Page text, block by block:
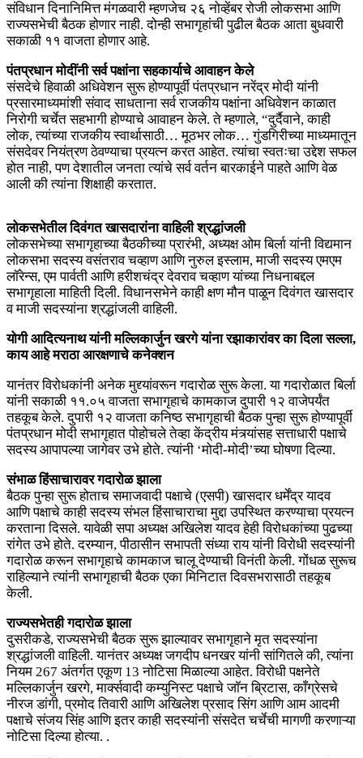
संविधान दिनानिमित्त मंगळवारी म्हणजेच २६ नोव्हेंबर रोजी लोकसभा आणि
राज्यसभेची बैठक होणार नाही. दोन्ही सभागृहांची पुढील बैठक आता बुधवारी
सकाळी ११ वाजता होणार आहे.
पंतप्रधान मोदींनी सर्व पक्षांना सहकार्याचे आवाहन केले
संसदेचे हिवाळी अधिवेशन सुरू होण्यापूर्वी पंतप्रधान नरेंद्र मोदी यांनी
प्रसारमाध्यमांशी संवाद साधताना सर्व राजकीय पक्षांना अधिवेशन काळात
निरोगी चर्चेत सहभागी होण्याचे आवाहन केले. ते म्हणाले, “दुर्दैवाने, काही
लोक, त्यांच्या राजकीय स्वार्थासाठी… मूठभर लोक… गुंडगिरीच्या माध्यमातून
संसदेवर नियंत्रण ठेवण्याचा प्रयत्न करत आहेत. त्यांचा स्वतःचा उद्देश सफल
होत नाही, पण देशातील जनता त्यांचे सर्व वर्तन बारकाईने पाहते आणि वेळ
आली की त्यांना शिक्षाही करतात.
लोकसभेतील दिवंगत खासदारांना वाहिली श्रद्धांजली
लोकसभेच्या सभागृहाच्या बैठकीच्या प्रारंभी, अध्यक्ष ओम बिर्ला यांनी विद्यमान
लोकसभा सदस्य वसंतराव चव्हाण आणि नुरुल इस्लाम, माजी सदस्य एमएम
लॉरेन्स, एम पार्वती आणि हरीशचंद्र देवराव चव्हाण यांच्या निधनाबद्दल
सभागृहाला माहिती दिली. विधानसभेने काही क्षण मौन पाळून दिवंगत खासदार
व माजी सदस्यांना श्रद्धांजली वाहिली.
योगी आदित्यनाथ यांनी मल्लिकार्जुन खरगे यांना रझाकारांवर का दिला सल्ला,
काय आहे मराठा आरक्षणाचे कनेक्शन
यानंतर विरोधकांनी अनेक मुद्द्यांवरून गदारोळ सुरू केला. या गदारोळात बिर्ला
यांनी सकाळी ११.०५ वाजता सभागृहाचे कामकाज दुपारी १२ वाजेपर्यंत
तहकूब केले. दुपारी १२ वाजता कनिष्ठ सभागृहाची बैठक पुन्हा सुरू होण्यापूर्वी
पंतप्रधान मोदी सभागृहात पोहोचले तेव्हा केंद्रीय मंत्र्यांसह सत्ताधारी पक्षाचे
सदस्य आपापल्या जागेवर उभे होते. त्यांनी ‘मोदी-मोदी’च्या घोषणा दिल्या.
संभाळ हिंसाचारावर गदारोळ झाला
बैठक पुन्हा सुरू होताच समाजवादी पक्षाचे (एसपी) खासदार धर्मेंद्र यादव
आणि पक्षाचे काही सदस्य संभल हिंसाचाराचा मुद्दा उपस्थित करण्याचा प्रयत्न
करताना दिसले. यावेळी सपा अध्यक्ष अखिलेश यादव हेही विरोधकांच्या पुढच्या
रांगेत उभे होते. दरम्यान, पीठासीन सभापती संध्या राय यांनी विरोधी सदस्यांनी
गदारोळ करून सभागृहाचे कामकाज चालू देण्याची विनंती केली. गोंधळ सुरूच
राहिल्याने त्यांनी सभागृहाची बैठक एका मिनिटात दिवसभरासाठी तहकूब
केली.
राज्यसभेतही गदारोळ झाला
दुसरीकडे, राज्यसभेची बैठक सुरू झाल्यावर सभागृहाने मृत सदस्यांना
श्रद्धांजली वाहिली. यानंतर अध्यक्ष जगदीप धनखर यांनी सांगितले की, त्यांना
नियम 267 अंतर्गत एकूण 13 नोटिसा मिळाल्या आहेत. विरोधी पक्षनेते
मल्लिकार्जुन खरगे, मार्क्सवादी कम्युनिस्ट पक्षाचे जॉन ब्रिटास, काँग्रेसचे
नीरज डांगी, प्रमोद तिवारी आणि अखिलेश प्रसाद सिंग आणि आम आदमी
पक्षाचे संजय सिंह आणि इतर काही सदस्यांनी संसदेत चर्चेची मागणी करणाऱ्या
नोटिसा दिल्या होत्या. .